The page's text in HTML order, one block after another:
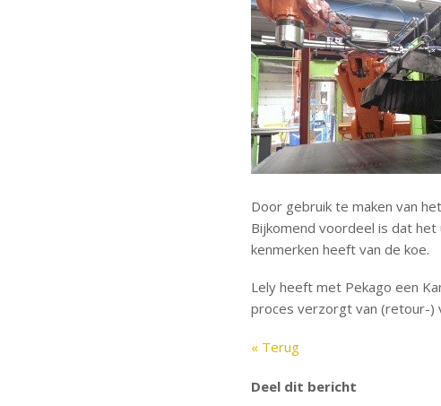
Door gebruik te maken van
Bijkomend voordeel is dat het
kenmerken heeft van de koe.
Lely heeft met Pekago een
proces verzorgt van (retour-)
« Terug
Deel dit bericht